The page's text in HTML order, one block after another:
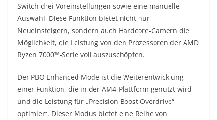
Switch drei Voreinstellungen sowie eine manuelle
Auswahl. Diese Funktion bietet nicht nur
Neueinsteigern, sondern auch Hardcore-Gamern die
Möglichkeit, die Leistung von den Prozessoren der AMD
Ryzen 7000™-Serie voll auszuschöpfen.
Der PBO Enhanced Mode ist die Weiterentwicklung
einer Funktion, die in der AM4-Plattform genutzt wird
und die Leistung für „Precision Boost Overdrive“
optimiert. Dieser Modus bietet eine Reihe von